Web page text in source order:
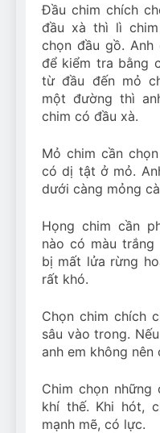
Đầu chim chích
đầu xà thì lì
chọn đầu gồ.
để kiểm tra bằng
từ đầu đến mỏ
một đường thì
chim có đầu xà.
Mỏ chim cần
có dị tật ở mỏ.
dưới càng mỏng
Họng chim cần
nào có màu
bị mất lửa rừng
rất khó.
Chọn chim chích
sâu vào trong.
anh em không nên
Chim chọn
khí thế. Khi hót,
mạnh mẽ, có lực.